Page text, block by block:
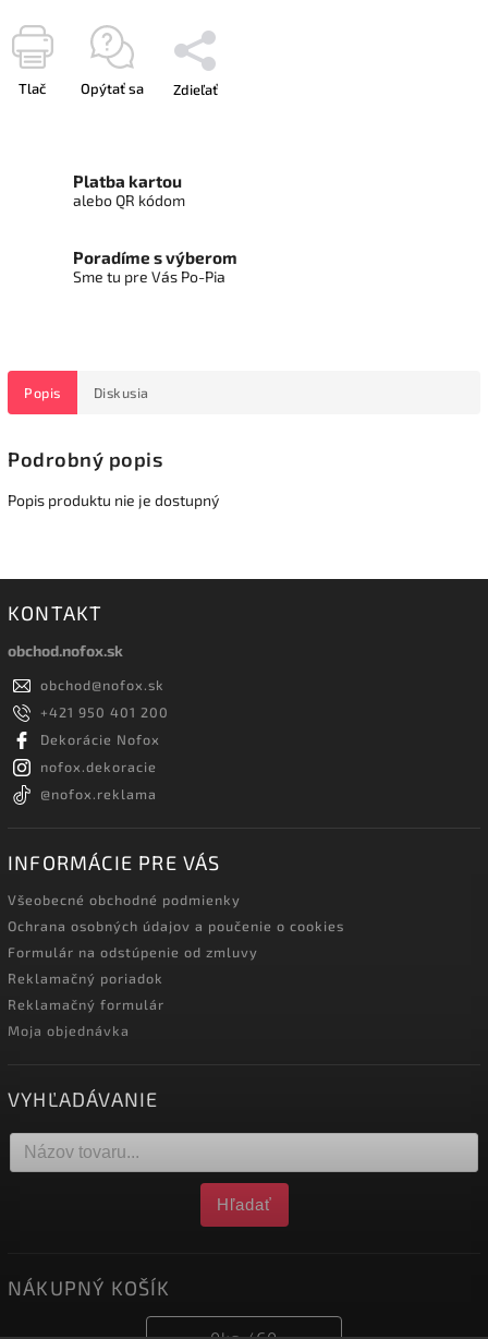
Tlač Opýtať sa Zdieľať
Platba kartou
alebo QR kódom
Poradíme s výberom
Sme tu pre Vás Po-Pia
Popis Diskusia
Podrobný popis
Popis produktu nie je dostupný
KONTAKT
obchod.nofox.sk
obchod@nofox.sk
+421 950 401 200
Dekorácie Nofox
nofox.dekoracie
@nofox.reklama
INFORMÁCIE PRE VÁS
Všeobecné obchodné podmienky
Ochrana osobných údajov a poučenie o cookies
Formulár na odstúpenie od zmluvy
Reklamačný poriadok
Reklamačný formulár
Moja objednávka
VYHĽADÁVANIE
Hľadať
NÁKUPNÝ KOŠÍK